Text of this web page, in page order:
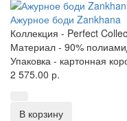
Ажурное боди Zankhana
Коллекция - Perfect
Материал - 90%
Упаковка - картонная
2 575.00 р.
В корзину